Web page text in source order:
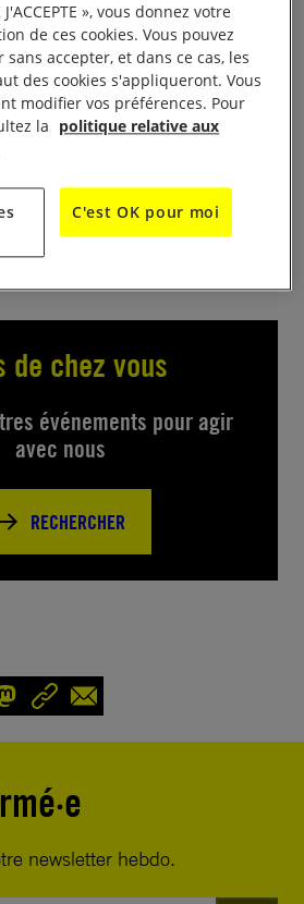
dont les droits sont bafouées,
campagne « 10 jours pour
de chez vous
événements pour agir
avec nous
RECHERCHER
newsletter hebdo.
», vous donnez votre
de ces cookies. Vous pouvez
accepter, et dans ce cas, les
des cookies s'appliqueront. Vous
modifier vos préférences. Pour
la politique relative aux
C'est OK pour moi